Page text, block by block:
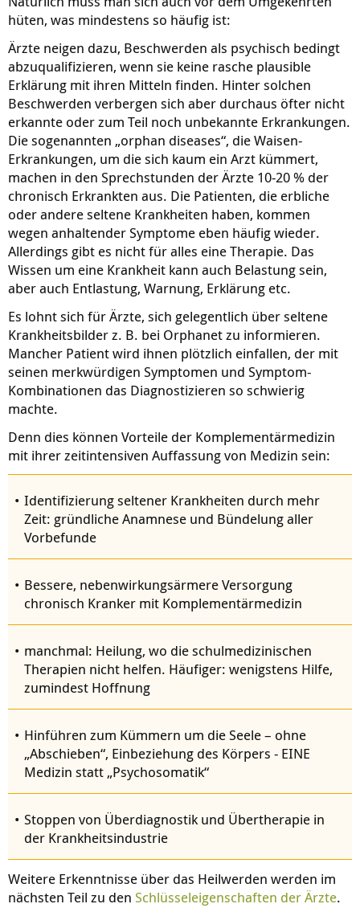
hüten, was mindestens so häufig ist:
Ärzte neigen dazu, Beschwerden als psychisch bedingt
abzuqualifizieren, wenn sie keine rasche plausible
Erklärung mit ihren Mitteln finden. Hinter solchen
Beschwerden verbergen sich aber durchaus öfter nicht
erkannte oder zum Teil noch unbekannte Erkrankungen.
Die sogenannten „orphan diseases“, die Waisen-
Erkrankungen, um die sich kaum ein Arzt kümmert,
machen in den Sprechstunden der Ärzte 10-20 % der
chronisch Erkrankten aus. Die Patienten, die erbliche
oder andere seltene Krankheiten haben, kommen
wegen anhaltender Symptome eben häufig wieder.
Allerdings gibt es nicht für alles eine Therapie. Das
Wissen um eine Krankheit kann auch Belastung sein,
aber auch Entlastung, Warnung, Erklärung etc.
Es lohnt sich für Ärzte, sich gelegentlich über seltene
Krankheitsbilder z. B. bei Orphanet zu informieren.
Mancher Patient wird ihnen plötzlich einfallen, der mit
seinen merkwürdigen Symptomen und Symptom-
Kombinationen das Diagnostizieren so schwierig
machte.
Denn dies können Vorteile der Komplementärmedizin
mit ihrer zeitintensiven Auffassung von Medizin sein:
Identifizierung seltener Krankheiten durch mehr
Zeit: gründliche Anamnese und Bündelung aller
Vorbefunde
Bessere, nebenwirkungsärmere Versorgung
chronisch Kranker mit Komplementärmedizin
manchmal: Heilung, wo die schulmedizinischen
Therapien nicht helfen. Häufiger: wenigstens Hilfe,
zumindest Hoffnung
Hinführen zum Kümmern um die Seele – ohne
„Abschieben“, Einbeziehung des Körpers - EINE
Medizin statt „Psychosomatik“
Stoppen von Überdiagnostik und Übertherapie in
der Krankheitsindustrie
Weitere Erkenntnisse über das Heilwerden werden im
nächsten Teil zu den Schlüsseleigenschaften der Ärzte.